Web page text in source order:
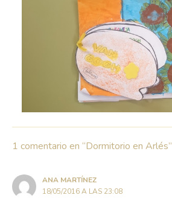
1 comentario en “Dormitorio en Arlés”
ANA MARTÍNEZ
18/05/2016 A LAS 23:08